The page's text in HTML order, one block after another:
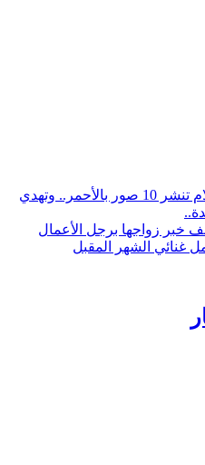
الفنانة أحلام تنشر 10 صور بالأحمر.. وتهدي
خبر زواجها برجل الأعمال
غنائي الشهر المقبل